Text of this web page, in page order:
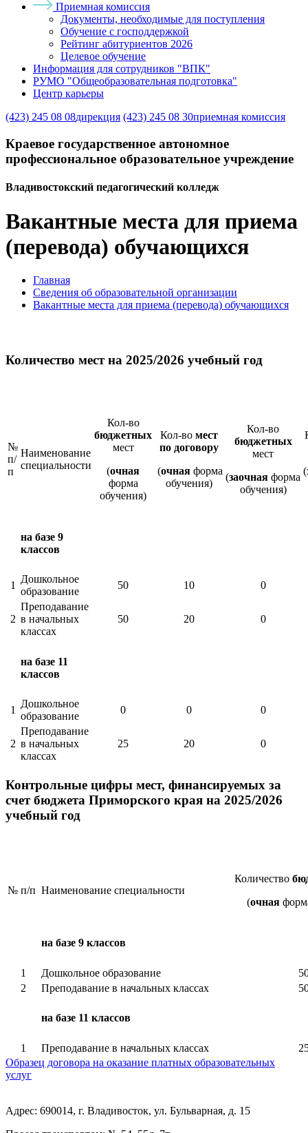
Приемная комиссия
Документы, необходимые для поступления
Обучение с господдержкой
Рейтинг абитуриентов 2026
Целевое обучение
Информация для сотрудников "ВПК"
РУМО "Общеобразовательная подготовка"
Центр карьеры
(423) 245 08 08дирекция (423) 245 08 30приемная комиссия
Краевое государственное автономное
профессиональное образовательное учреждение
Владивостокский педагогический колледж
Вакантные места для приема
(перевода) обучающихся
Главная
Сведения об образовательной организации
Вакантные места для приема (перевода) обучающихся
Количество мест на 2025/2026 учебный год
№
п/
п
Наименование
специальности
Кол-во
бюджетных
мест
(очная
форма
обучения)
Кол-во мест
по договору
(очная форма
обучения)
Кол-во
бюджетных
мест
(заочная форма
обучения)
(
на базе 9
классов
1
Дошкольное
образование
50 10 0
2
Преподавание
в начальных
классах
50 20 0
на базе 11
классов
1
Дошкольное
образование
0 0 0
2
Преподавание
в начальных
классах
25 20 0
Контрольные цифры мест, финансируемых за
счет бюджета Приморского края на 2025/2026
учебный год
№ п/п Наименование специальности
Количество
(очная
на базе 9 классов
1 Дошкольное образование
2
Преподавание в начальных классах
на базе 11 классов
1 Преподавание в начальных классах
Образец договора на оказание платных образовательных
услуг
Адрес: 690014, г. Владивосток, ул. Бульварная, д. 15